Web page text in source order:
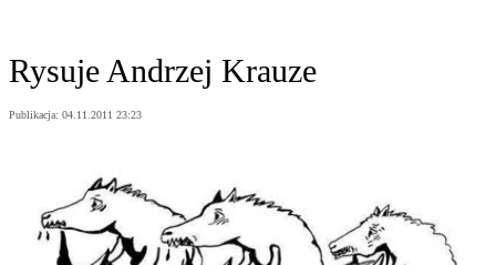
Rysuje Andrzej Krauze
Publikacja: 04.11.2011 23:23